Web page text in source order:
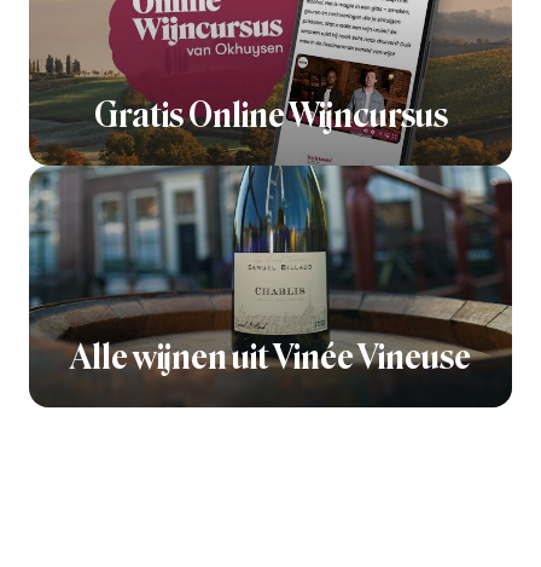
Gratis Online Wijncursus
Alle wijnen uit Vinée Vineuse